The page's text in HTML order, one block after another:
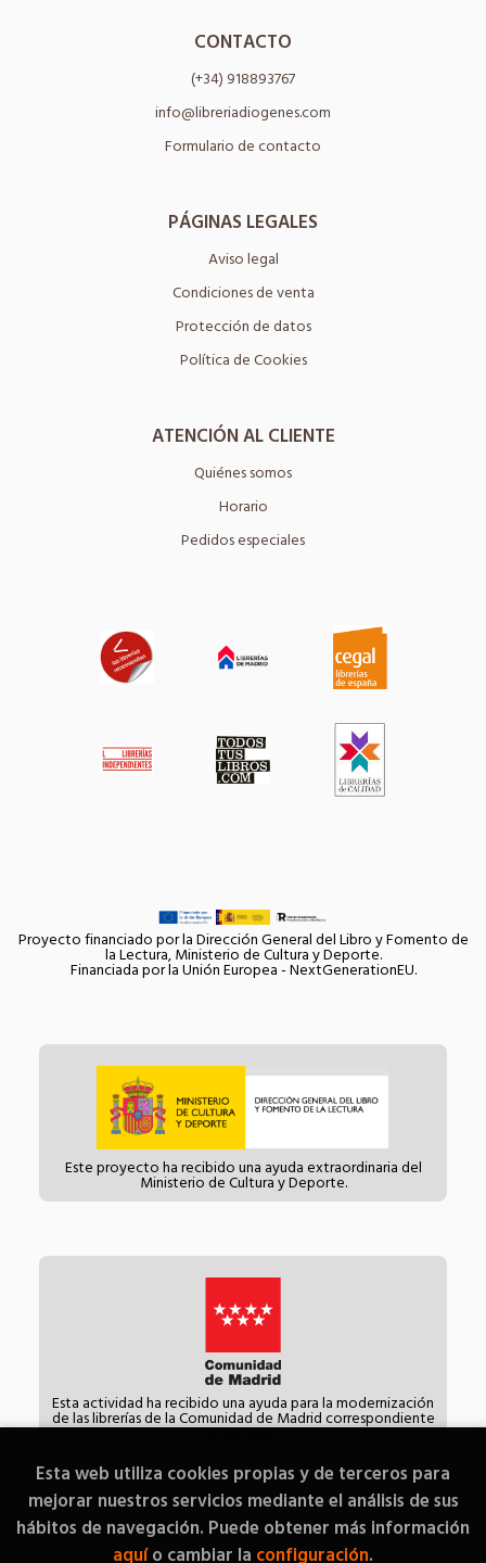
CONTACTO
(+34) 918893767
info@libreriadiogenes.com
Formulario de contacto
PÁGINAS LEGALES
Aviso legal
Condiciones de venta
Protección de datos
Política de Cookies
ATENCIÓN AL CLIENTE
Quiénes somos
Horario
Pedidos especiales
Proyecto financiado por la Dirección General del Libro y Fomento de
la Lectura, Ministerio de Cultura y Deporte.
Financiada por la Unión Europea - NextGenerationEU.
Este proyecto ha recibido una ayuda extraordinaria del
Ministerio de Cultura y Deporte.
Esta actividad ha recibido una ayuda para la modernización
de las librerías de la Comunidad de Madrid correspondiente
al año 2021.
2026 ©Librería Diógenes. Todos los Derechos Reservados |
Esta web utiliza cookies propias y de terceros para
mejorar nuestros servicios mediante el análisis de sus
hábitos de navegación. Puede obtener más información
aquío cambiar la configuración.